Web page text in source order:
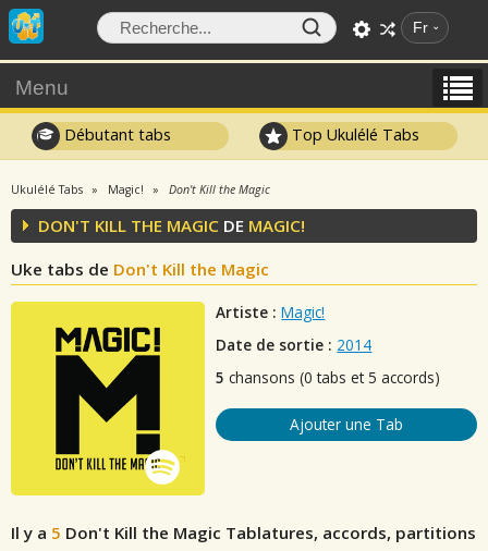
Fr
Menu
Débutant tabs Top Ukulélé Tabs
Ukulélé Tabs Magic! Don't Kill the Magic
DON'T KILL THE MAGIC DE MAGIC!
Uke tabs de Don't Kill the Magic
Artiste : Magic!
Date de sortie : 2014
5 chansons (0 tabs et 5 accords)
Ajouter une Tab
Il y a 5 Don't Kill the Magic Tablatures, accords, partitions